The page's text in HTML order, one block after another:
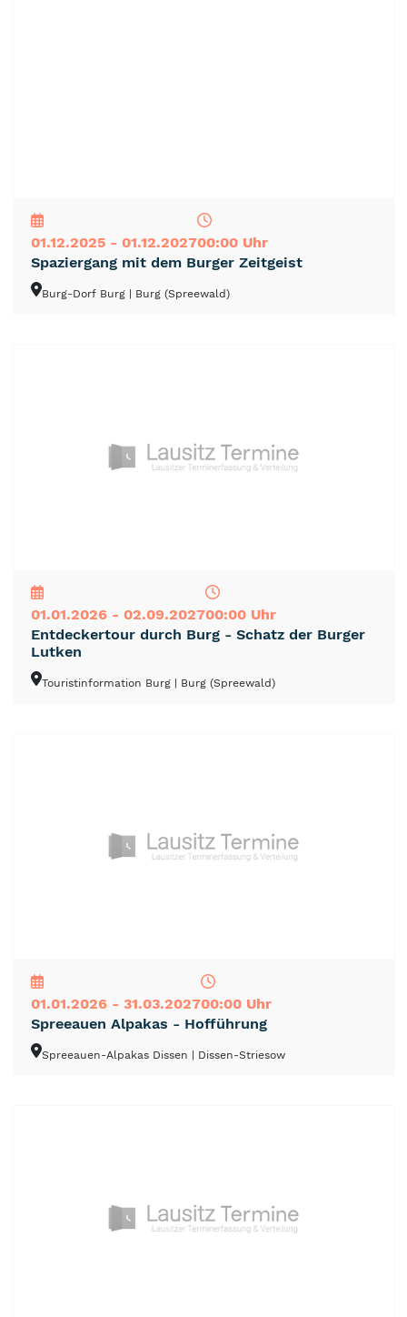
01.12.2025 - 01.12.202700:00 Uhr
Spaziergang mit dem Burger Zeitgeist
Burg-Dorf Burg | Burg (Spreewald)
01.01.2026 - 02.09.202700:00 Uhr
Entdeckertour durch Burg - Schatz der Burger
Lutken
Touristinformation Burg | Burg (Spreewald)
01.01.2026 - 31.03.202700:00 Uhr
Spreeauen Alpakas - Hofführung
Spreeauen-Alpakas Dissen | Dissen-Striesow